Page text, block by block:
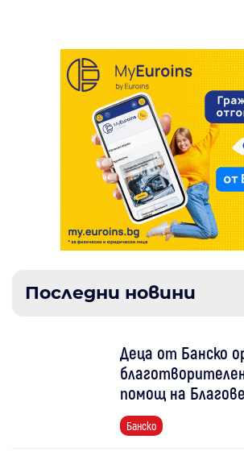
Последни новини
Деца от Банско
помощ на
Банско